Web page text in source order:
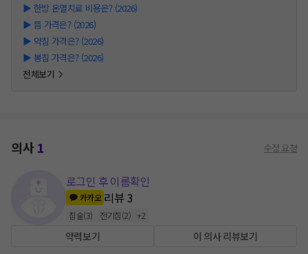
▶ 한방 온열치료 비용은? (2026)
▶ 뜸 가격은? (2026)
▶ 약침 가격은? (2026)
▶ 봉침 가격은? (2026)
전체보기
의사1 수정 요청
로그인 후 이름확인
카카오 리뷰3
침술(3) 전기침(2) +2
약력보기 이 의사 리뷰보기